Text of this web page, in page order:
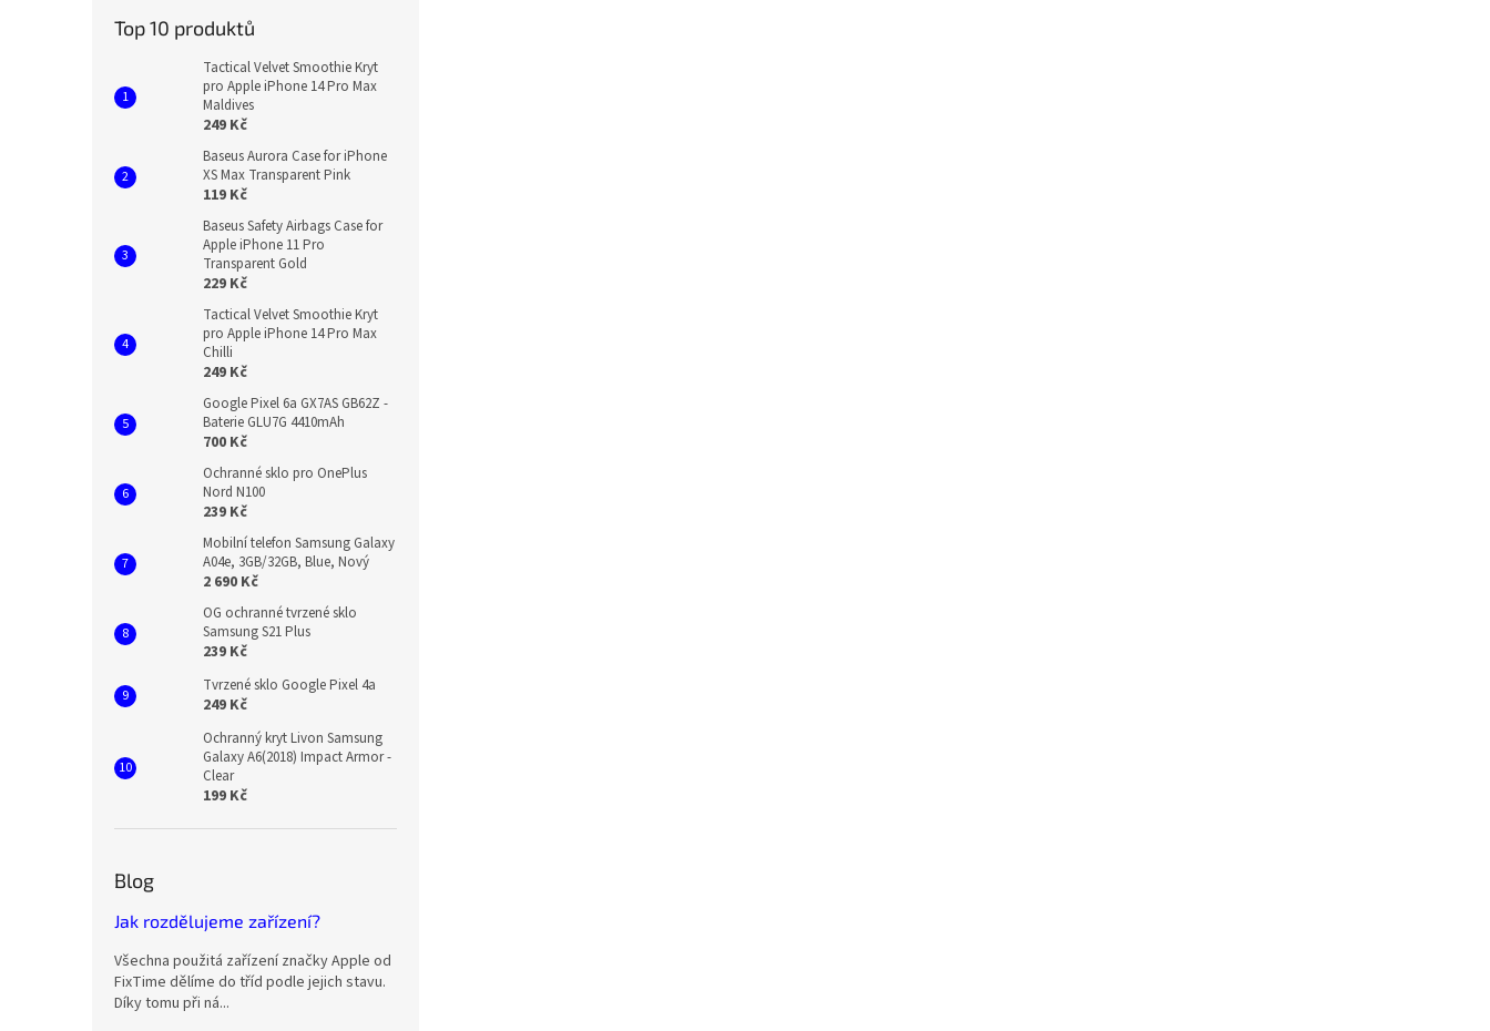
Top 10 produktů
Tactical Velvet Smoothie Kryt
pro Apple iPhone 14 Pro Max
Maldives
249 Kč
Baseus Aurora Case for iPhone
XS Max Transparent Pink
119 Kč
Baseus Safety Airbags Case for
Apple iPhone 11 Pro
Transparent Gold
229 Kč
Tactical Velvet Smoothie Kryt
pro Apple iPhone 14 Pro Max
Chilli
249 Kč
Google Pixel 6a GX7AS GB62Z -
Baterie GLU7G 4410mAh
700 Kč
Ochranné sklo pro OnePlus
Nord N100
239 Kč
Mobilní telefon Samsung Galaxy
A04e, 3GB/32GB, Blue, Nový
2 690 Kč
OG ochranné tvrzené sklo
Samsung S21 Plus
239 Kč
Tvrzené sklo Google Pixel 4a
249 Kč
Ochranný kryt Livon Samsung
Galaxy A6(2018) Impact Armor -
Clear
199 Kč
Blog
Jak rozdělujeme zařízení?
Všechna použitá zařízení značky Apple od
FixTime dělíme do tříd podle jejich stavu.
Díky tomu při ná...